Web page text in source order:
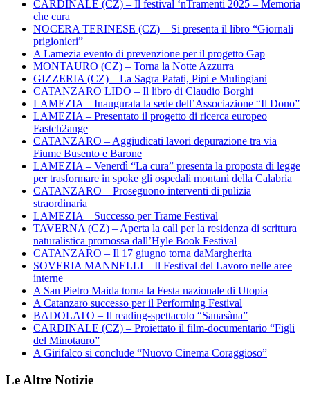
CARDINALE (CZ) – Il festival ‘nTramenti 2025 – Memoria
che cura
NOCERA TERINESE (CZ) – Si presenta il libro “Giornali
prigionieri”
A Lamezia evento di prevenzione per il progetto Gap
MONTAURO (CZ) – Torna la Notte Azzurra
GIZZERIA (CZ) – La Sagra Patati, Pipi e Mulingiani
CATANZARO LIDO – Il libro di Claudio Borghi
LAMEZIA – Inaugurata la sede dell’Associazione “Il Dono”
LAMEZIA – Presentato il progetto di ricerca europeo
Fastch2ange
CATANZARO – Aggiudicati lavori depurazione tra via
Fiume Busento e Barone
LAMEZIA – Venerdì “La cura” presenta la proposta di legge
per trasformare in spoke gli ospedali montani della Calabria
CATANZARO – Proseguono interventi di pulizia
straordinaria
LAMEZIA – Successo per Trame Festival
TAVERNA (CZ) – Aperta la call per la residenza di scrittura
naturalistica promossa dall’Hyle Book Festival
CATANZARO – Il 17 giugno torna daMargherita
SOVERIA MANNELLI – Il Festival del Lavoro nelle aree
interne
A San Pietro Maida torna la Festa nazionale di Utopia
A Catanzaro successo per il Performing Festival
BADOLATO – Il reading-spettacolo “Sanasàna”
CARDINALE (CZ) – Proiettato il film-documentario “Figli
del Minotauro”
A Girifalco si conclude “Nuovo Cinema Coraggioso”
Le Altre Notizie